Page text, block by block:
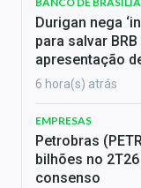
Durigan nega
para salvar
apresentação
6 hora(s) atrás
EMPRESAS
Petrobras
bilhões no
consenso